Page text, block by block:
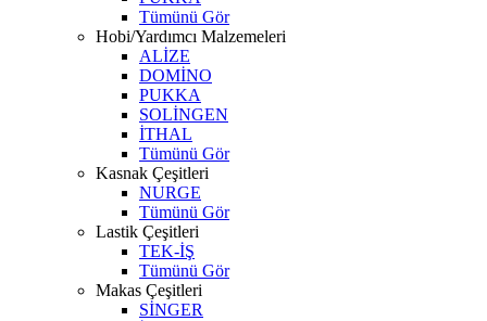
Tümünü Gör
Hobi/Yardımcı Malzemeleri
ALİZE
DOMİNO
PUKKA
SOLİNGEN
İTHAL
Tümünü Gör
Kasnak Çeşitleri
NURGE
Tümünü Gör
Lastik Çeşitleri
TEK-İŞ
Tümünü Gör
Makas Çeşitleri
SİNGER